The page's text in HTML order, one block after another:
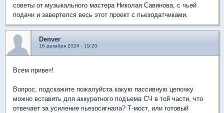
советы от музыкального мастера Николая Савинова, с чьей
подачи и завертелся весь этот проект с пьезодатчиками.
Denver
16 декабря 2024 - 19:20
Всем привет!
Вопрос, подскажите пожалуйста какую пассивную цепочку
можно вставить для аккуратного подъема СЧ в той части, что
отвечает за усиление пьезосигнала? Т-мост, или готовый